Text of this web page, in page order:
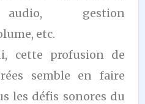
audio, gestion
etc.
cette profusion de
semble en faire
les défis sonores du